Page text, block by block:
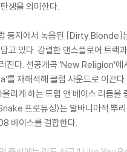
생을 의미한다.
등지에서 녹음된 [Dirty Blonde]
고 있다. 강렬한 댄스플로어 트랙
진다. 선공개곡 ‘New Religion’
를 재해석해 클럽 사운드로 이끈
리게 하는 드럼 앤 베이스 리듬을
프로듀싱)는 알바니아적 뿌
베이스를 결합한다.